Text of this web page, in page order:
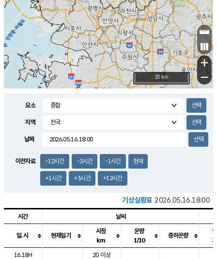
+
−
20 km
요소
지역
날짜
이전자료 -12시간 -3시간 -1시간 현재
+1시간 +3시간 +12시간
기상실황표 2026.05.16.18:00
도시별 기상실황표로 지점, 날씨, 기온, 강수, 바람, 기압등을 안내한 표입
시간 날씨
일.시 현재일기
시정
km
운량
1/10
중하운량
16.18H
20 이상